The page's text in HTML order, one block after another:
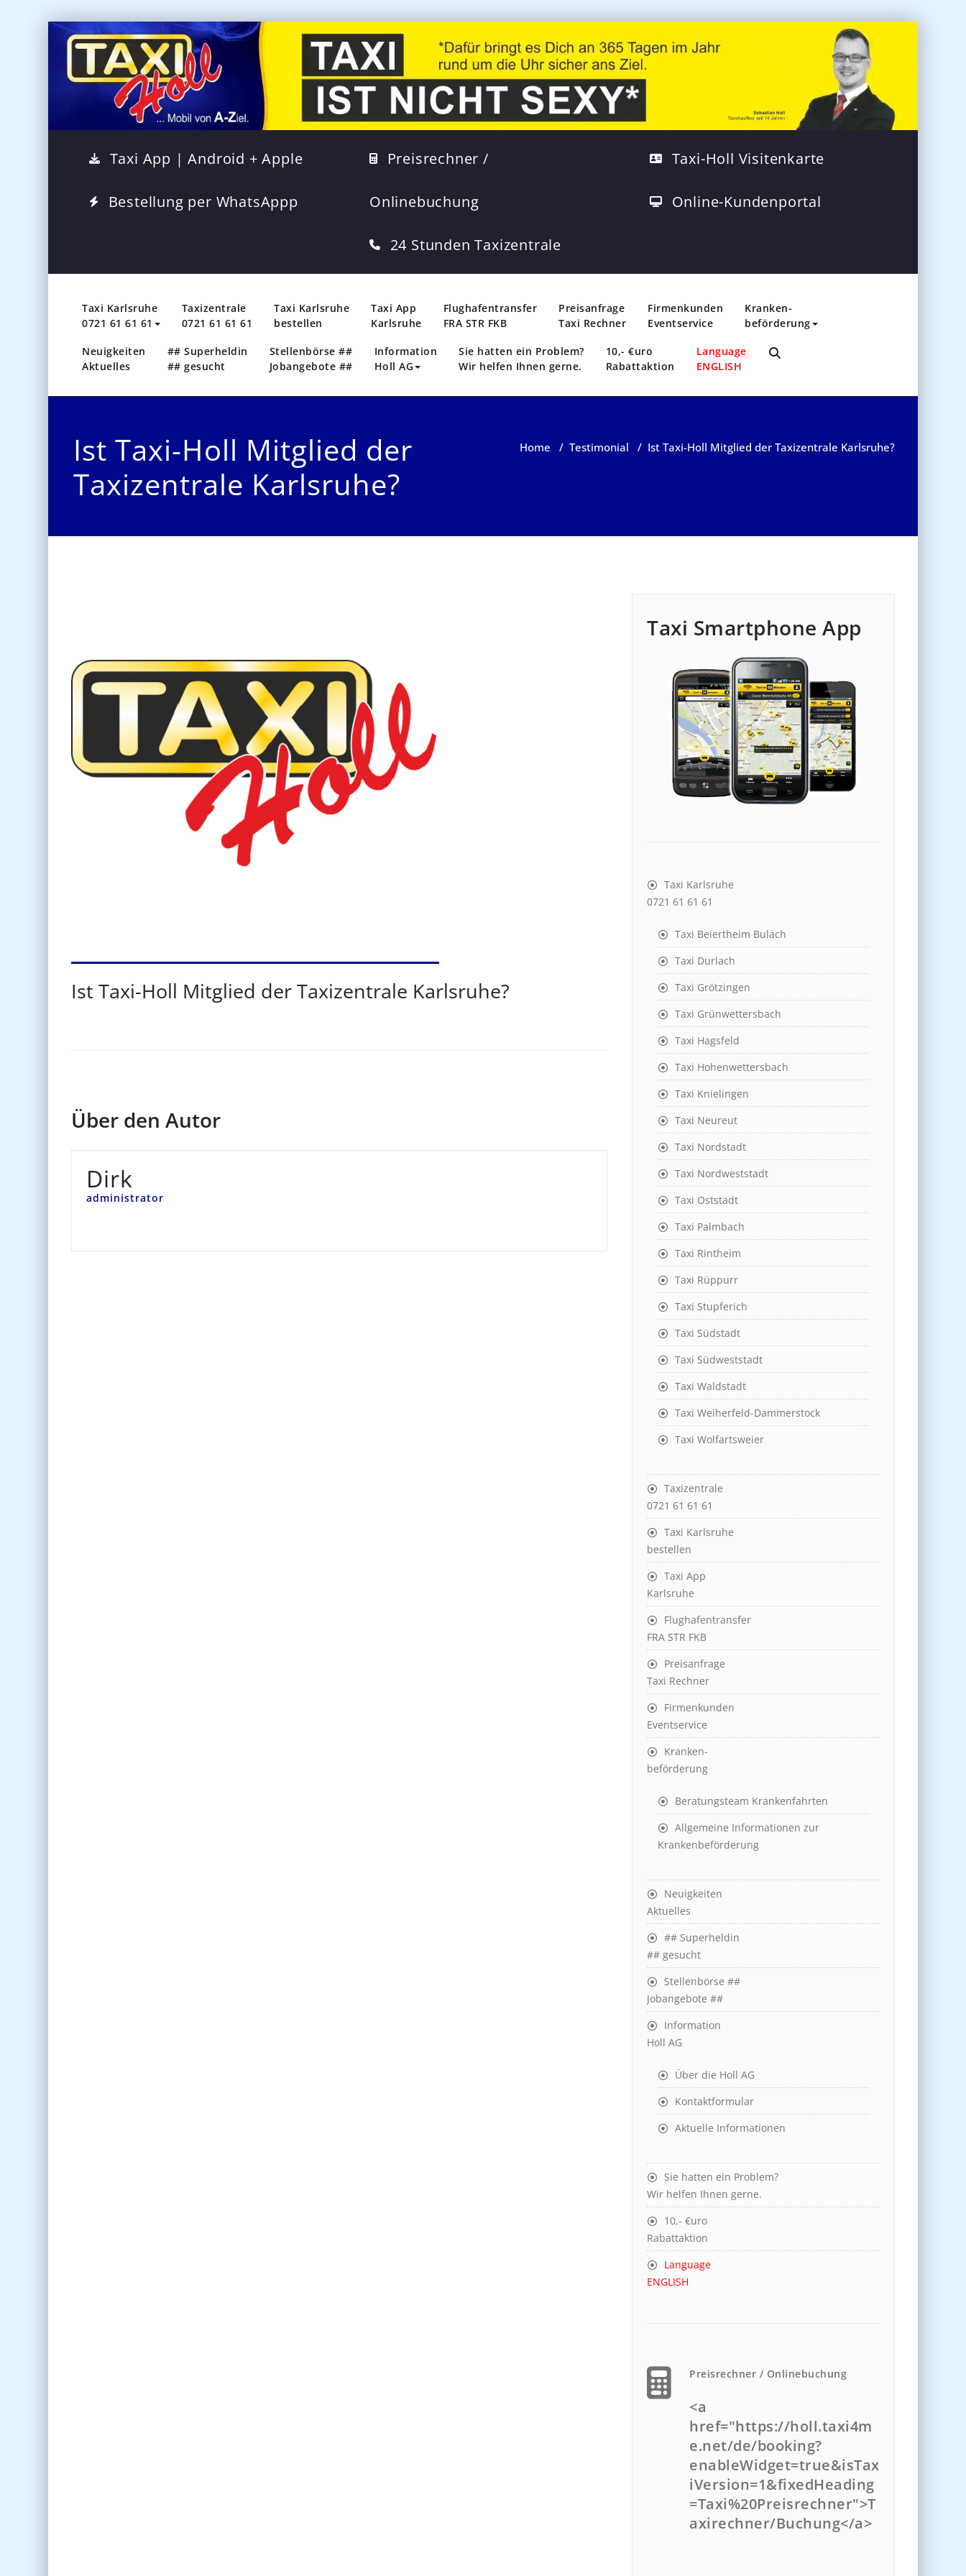
Taxi App | Android + Apple
Bestellung per WhatsAppp
Preisrechner /
Onlinebuchung
24 Stunden Taxizentrale
Taxi-Holl Visitenkarte
Online-Kundenportal
Taxi Karlsruhe
0721 61 61 61
Taxizentrale
0721 61 61 61
Taxi Karlsruhe
bestellen
Taxi App
Karlsruhe
Flughafentransfer
FRA STR FKB
Preisanfrage
Taxi Rechner
Firmenkunden
Eventservice
Kranken-
beförderung
Neuigkeiten
Aktuelles
## Superheldin
## gesucht
Stellenbörse ##
Jobangebote ##
Information
Holl AG
Sie hatten ein Problem?
Wir helfen Ihnen gerne.
10,- €uro
Rabattaktion
Language
ENGLISH
Ist Taxi-Holl Mitglied der
Taxizentrale Karlsruhe?
Home / Testimonial / Ist Taxi-Holl Mitglied der Taxizentrale Karlsruhe?
Ist Taxi-Holl Mitglied der Taxizentrale Karlsruhe?
Über den Autor
Dirk
administrator
Taxi Smartphone App
Taxi Karlsruhe
0721 61 61 61
Taxi Beiertheim Bulach
Taxi Durlach
Taxi Grötzingen
Taxi Grünwettersbach
Taxi Hagsfeld
Taxi Hohenwettersbach
Taxi Knielingen
Taxi Neureut
Taxi Nordstadt
Taxi Nordweststadt
Taxi Oststadt
Taxi Palmbach
Taxi Rintheim
Taxi Rüppurr
Taxi Stupferich
Taxi Südstadt
Taxi Südweststadt
Taxi Waldstadt
Taxi Weiherfeld-Dammerstock
Taxi Wolfartsweier
Taxizentrale
0721 61 61 61
Taxi Karlsruhe
bestellen
Taxi App
Karlsruhe
Flughafentransfer
FRA STR FKB
Preisanfrage
Taxi Rechner
Firmenkunden
Eventservice
Kranken-
beförderung
Beratungsteam Krankenfahrten
Allgemeine Informationen zur
Krankenbeförderung
Neuigkeiten
Aktuelles
## Superheldin
## gesucht
Stellenbörse ##
Jobangebote ##
Information
Holl AG
Über die Holl AG
Kontaktformular
Aktuelle Informationen
Sie hatten ein Problem?
Wir helfen Ihnen gerne.
10,- €uro
Rabattaktion
Language
ENGLISH
Preisrechner / Onlinebuchung
<a
href="https://holl.taxi4m
e.net/de/booking?
enableWidget=true&isTax
iVersion=1&fixedHeading
=Taxi%20Preisrechner">T
axirechner/Buchung</a>